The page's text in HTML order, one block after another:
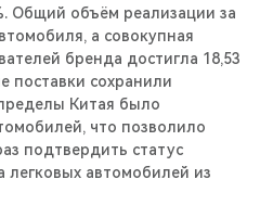
Общий объём реализации за
а совокупная
бренда достигла 18,53
поставки сохранили
Китая было
что позволило
подтвердить статус
легковых автомобилей из